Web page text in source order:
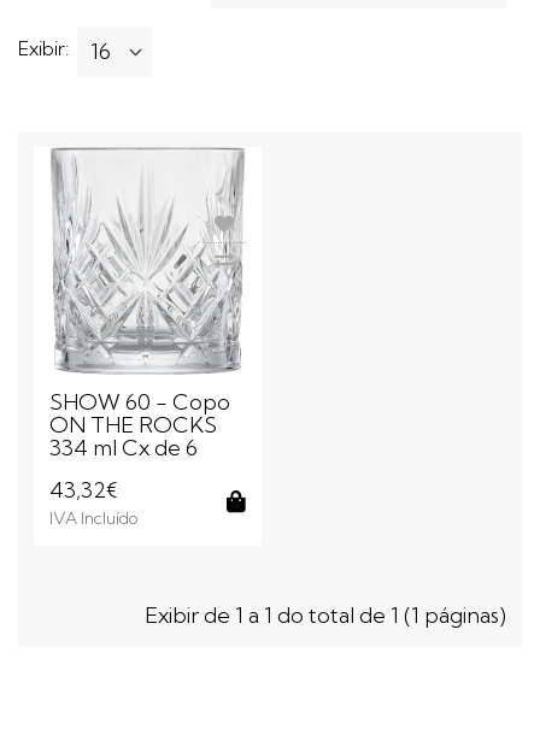
Exibir:
SHOW 60 - Copo
ON THE ROCKS
334 ml Cx de 6
43,32€
IVA Incluído
Exibir de 1 a 1 do total de 1 (1 páginas)